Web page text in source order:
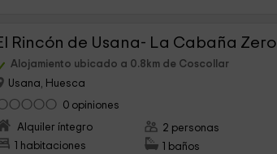
Rincón de Usana- La Cabaña Zero
Alojamiento ubicado a 0.8km de Coscollar
Usana, Huesca
0 opiniones
Alquiler íntegro
1 habitaciones
2 personas
1 baños